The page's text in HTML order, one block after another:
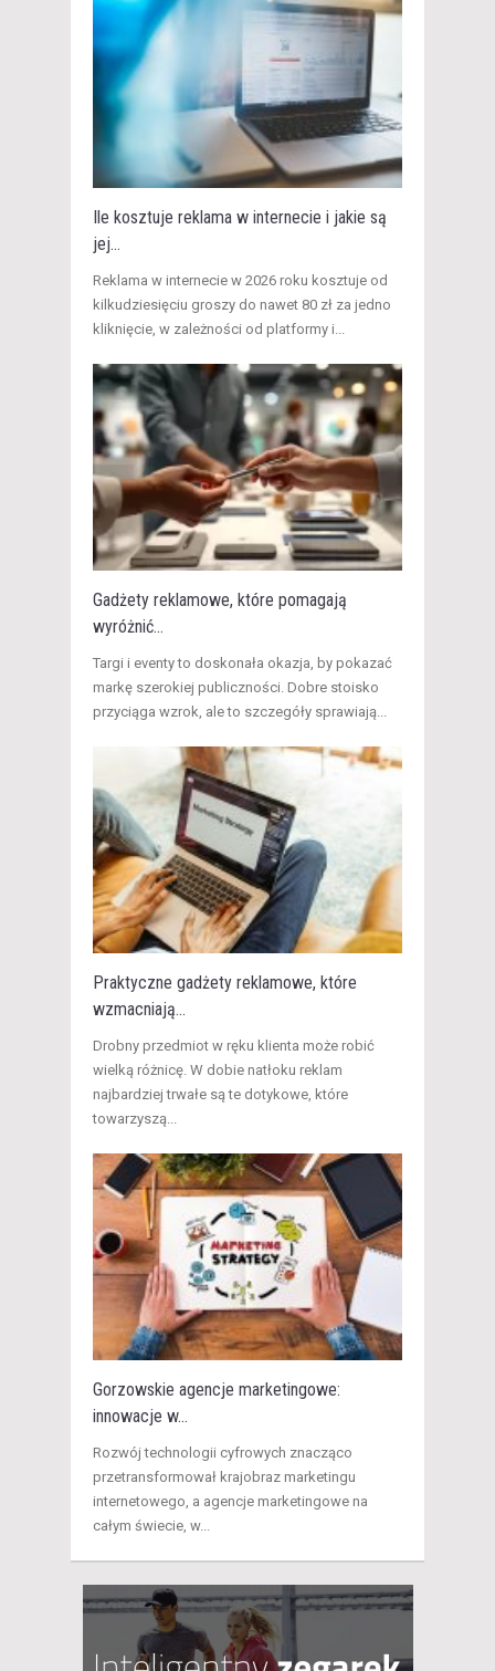
Ile kosztuje reklama w internecie i jakie są
jej...
​Reklama w internecie w 2026 roku kosztuje od
kilkudziesięciu groszy do nawet 80 zł za jedno
kliknięcie, w zależności od platformy i...
Gadżety reklamowe, które pomagają
wyróżnić...
Targi i eventy to doskonała okazja, by pokazać
markę szerokiej publiczności. Dobre stoisko
przyciąga wzrok, ale to szczegóły sprawiają...
Praktyczne gadżety reklamowe, które
wzmacniają...
Drobny przedmiot w ręku klienta może robić
wielką różnicę. W dobie natłoku reklam
najbardziej trwałe są te dotykowe, które
towarzyszą...
Gorzowskie agencje marketingowe:
innowacje w...
Rozwój technologii cyfrowych znacząco
przetransformował krajobraz marketingu
internetowego, a agencje marketingowe na
całym świecie, w...